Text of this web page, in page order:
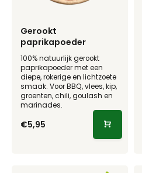
Gerookt
paprikapoeder
100% natuurlijk gerookt
paprikapoeder met een
diepe, rokerige en lichtzoete
smaak. Voor BBQ, vlees, kip,
groenten, chili, goulash en
marinades.
€5,95